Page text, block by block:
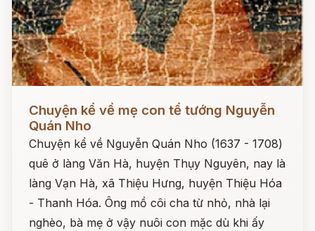
Chuyện kể về mẹ con tể tướng Nguyễn
Quán Nho
Chuyện kể về Nguyễn Quán Nho (1637 - 1708)
quê ở làng Văn Hà, huyện Thụy Nguyên, nay là
làng Vạn Hà, xã Thiệu Hưng, huyện Thiệu Hóa
- Thanh Hóa. Ông mồ côi cha từ nhỏ, nhà lại
nghèo, bà mẹ ở vậy nuôi con mặc dù khi ấy